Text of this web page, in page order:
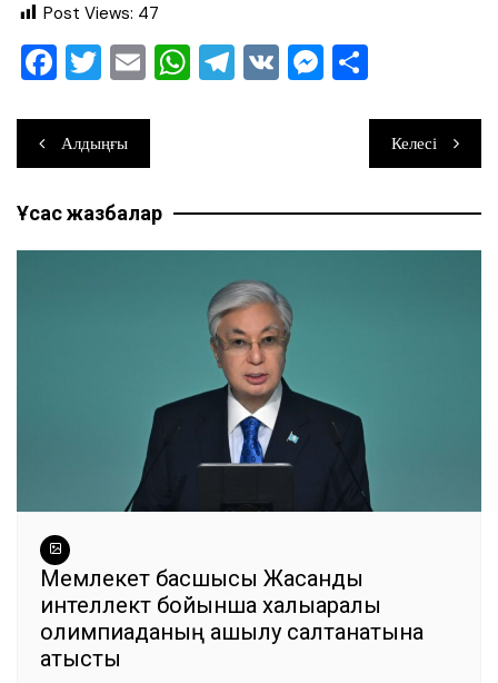
Post Views: 47
F
c
e
b
o
T
tt
er
E
ai
l
W
A
p
T
a
m
V M
n
g
ра
ви
ть
Навигация
по
записям
Алдыңғы Келесі
Ұқсас жазбалар
Мемлекет басшысы Жасанды
интеллект бойынша халықаралық
олимпиаданың ашылу салтанатына
қатысты